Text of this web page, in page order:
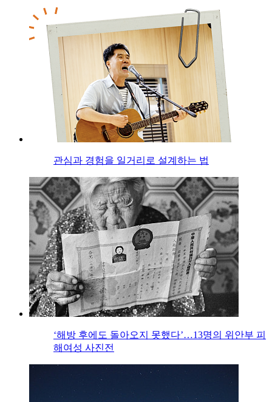
관심과 경험을 일거리로 설계하는 법
‘해방 후에도 돌아오지 못했다’…13명의 위안부 피
해여성 사진전